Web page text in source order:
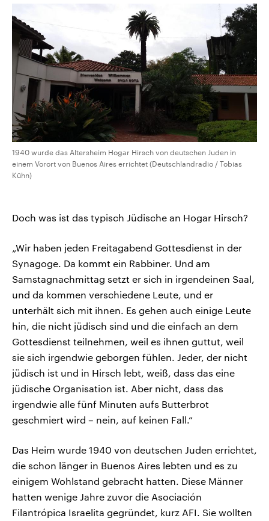
1940 wurde das Altersheim Hogar Hirsch von deutschen Juden in
einem Vorort von Buenos Aires errichtet (Deutschlandradio / Tobias
Kühn)
Doch was ist das typisch Jüdische an Hogar Hirsch?
„Wir haben jeden Freitagabend Gottesdienst in der
Synagoge. Da kommt ein Rabbiner. Und am
Samstagnachmittag setzt er sich in irgendeinen Saal,
und da kommen verschiedene Leute, und er
unterhält sich mit ihnen. Es gehen auch einige Leute
hin, die nicht jüdisch sind und die einfach an dem
Gottesdienst teilnehmen, weil es ihnen guttut, weil
sie sich irgendwie geborgen fühlen. Jeder, der nicht
jüdisch ist und in Hirsch lebt, weiß, dass das eine
jüdische Organisation ist. Aber nicht, dass das
irgendwie alle fünf Minuten aufs Butterbrot
geschmiert wird – nein, auf keinen Fall.“
Das Heim wurde 1940 von deutschen Juden errichtet,
die schon länger in Buenos Aires lebten und es zu
einigem Wohlstand gebracht hatten. Diese Männer
hatten wenige Jahre zuvor die Asociación
Filantrópica Israelita gegründet, kurz AFI. Sie wollten